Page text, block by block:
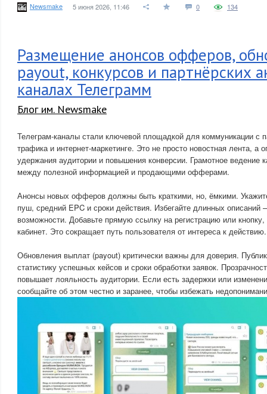
Newsmake 5 июня 2026, 11:46 0 134
Размещение анонсов офферов,
payout, конкурсов и партнёрских
каналах Телеграмм
Блог им. Newsmake
Телеграм-каналы стали ключевой площадкой для коммуникации с
трафика и интернет-маркетинге. Это не просто новостная лента, а
удержания аудитории и повышения конверсии. Грамотное ведение
между полезной информацией и продающими офферами.
Анонсы новых офферов должны быть краткими, но, ёмкими.
пуш, средний EPC и сроки действия. Избегайте длинных
возможности. Добавьте прямую ссылку на регистрацию или
кабинет. Это сокращает путь пользователя от интереса к действию.
Обновления выплат (payout) критически важны для доверия.
статистику успешных кейсов и сроки обработки заявок.
повышает лояльность аудитории. Если есть задержки или
сообщайте об этом честно и заранее, чтобы избежать